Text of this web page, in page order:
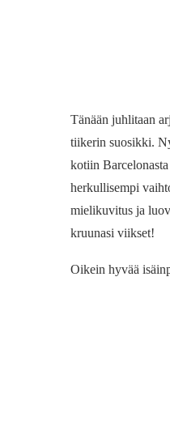
Tänään juhlitaan
tiikerin suosikki.
kotiin
herkullisempi
mielikuvitus ja
kruunasi viikset!
Oikein hyvää